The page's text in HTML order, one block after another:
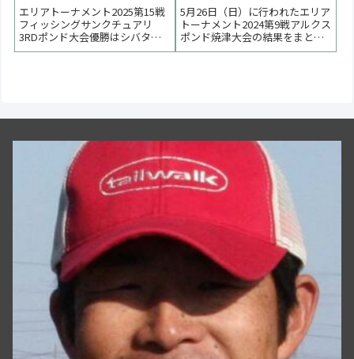
会はシバタユウヤ選手が
優勝【大会速報】
エリアトーナメント2025第15戦
フィッシングサンクチュアリ
3RDポンド大会優勝はシバタユ
ウヤ選手、２位は辻村和貴選
【大会結果】
5月26日（日）に行われたエリア
トーナメント2024第9戦アルクス
ポンド焼津大会の結果をまとめ
ています。優勝は鈴木亮太選手